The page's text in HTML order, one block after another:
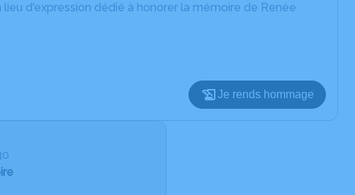
d'expression dédié à honorer la mémoire de Renée
Je rends hommage